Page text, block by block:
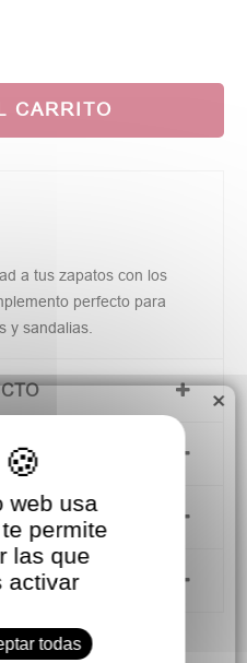
CARRITO
a tus zapatos con los
perfecto para
y sandalias.
×
web usa
permite
las que
activar
todas